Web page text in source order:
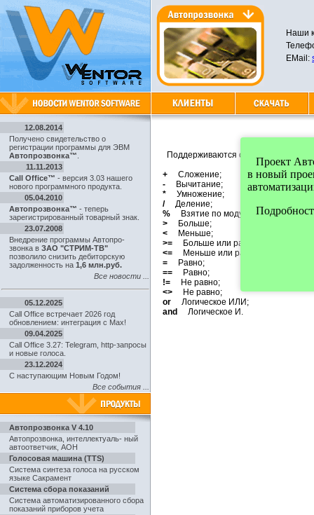
Наши
EMail:
12.08.2014
Получено свидетельство о
регистрации программы для ЭВМ
Автопрозвонка™
11.11.2013
Call Office™ - версия 3.03 нашего
нового программного продукта.
05.04.2010
Автопрозвонка™ - теперь
зарегистрированный товарный знак.
23.07.2008
Внедрение программы Автопро-
звонка в ЗАО "СТРИМ-ТВ"
позволило снизить дебиторскую
задолженность на 1,6 млн.руб.
Все новости ...
05.12.2025
Call Office встречает 2026 год
обновлением: интеграция с Max!
09.04.2025
Call Office 3.27: Telegram, http-запросы
и новые голоса.
23.12.2024
С наступающим Новым Годом!
Все события ...
Автопрозвонка V 4.10
Автопрозвонка интеллектуаль- ный
автоответчик, АОН
Голосовая машина (TTS)
Система синтеза голоса на русском
языке Сакрамент
Система сбора показаний
Система автоматизированного сбора
показаний приборов учета
Поддерживаются следующие виды
+
Сложение;
-
Вычитание;
*
Умножение;
/
Деление;
%
Взятие по модулю;
>
Больше;
<
Меньше;
>=
Больше или равно;
<=
Меньше или равно;
=
Равно;
==
Равно;
!=
Не равно;
<>
Не равно;
or
Логическое ИЛИ;
and
Логическое И.
Проект
в новый